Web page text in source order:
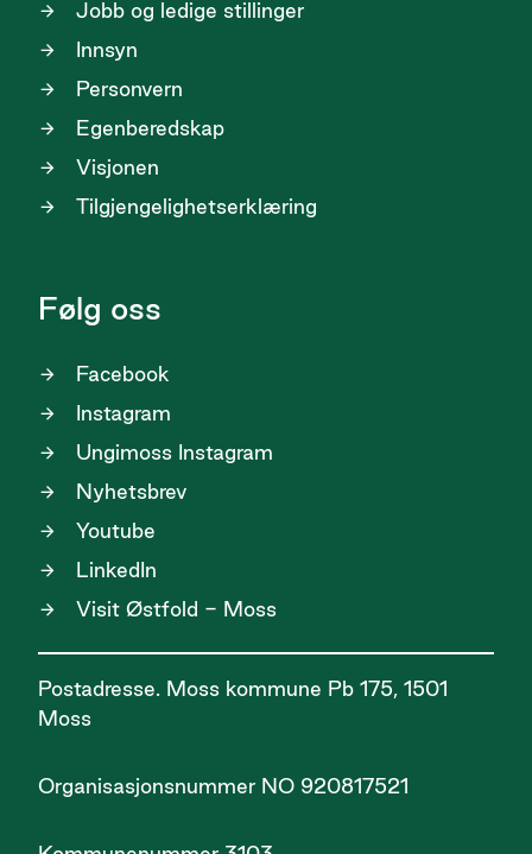
Jobb og ledige stillinger
Innsyn
Personvern
Egenberedskap
Visjonen
Tilgjengelighetserklæring
Følg oss
Facebook
Instagram
Ungimoss Instagram
Nyhetsbrev
Youtube
LinkedIn
Visit Østfold - Moss
Postadresse. Moss kommune Pb 175, 1501
Moss
Organisasjonsnummer NO 920817521